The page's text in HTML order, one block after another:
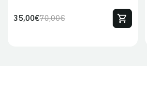
Preço
70,00€Preço
35,00€